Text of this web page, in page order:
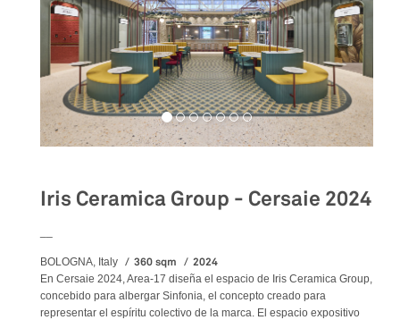
Iris Ceramica Group - Cersaie 2024
BOLOGNA, Italy 360 sqm 2024
En Cersaie 2024, Area-17 diseña el espacio de Iris Ceramica Group,
concebido para albergar Sinfonia, el concepto creado para
representar el espíritu colectivo de la marca. El espacio expositivo